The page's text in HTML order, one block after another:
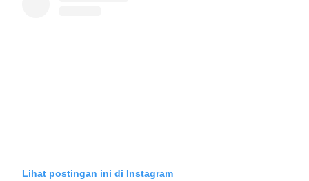
Lihat postingan ini di Instagram